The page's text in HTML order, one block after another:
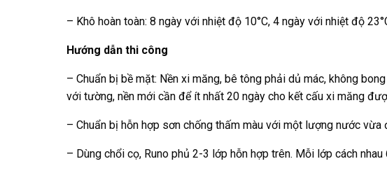
– Khô hoàn toàn: 8 ngày với nhiệt độ 10°C, 4 ngày với nhiệt độ
Hướng dẫn thi công
– Chuẩn bị bề mặt: Nền xi măng, bê tông phải dủ mác, không
với tường, nền mới cần để ít nhất 20 ngày cho kết cấu xi măng
– Chuẩn bị hỗn hợp sơn chống thấm màu với một lượng nước
– Dùng chổi cọ, Runo phủ 2-3 lớp hỗn hợp trên. Mỗi lớp cách